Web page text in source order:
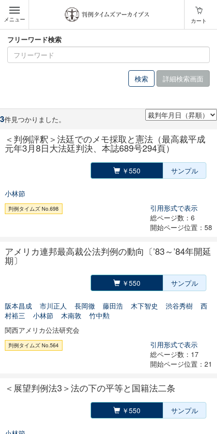
メニュー カート
フリーワード検索
詳細検索画面
3件見つかりました。
＜判例評釈＞法廷でのメモ採取と憲法（最高裁平成
元年3月8日大法廷判決、本誌689号294頁）
￥550 サンプル
小林節
判例タイムズ No.698
引用形式で表示
総ページ数：6
開始ページ位置：58
アメリカ連邦最高裁公法判例の動向〔’83～’84年開延
期〕
￥550 サンプル
阪本昌成 市川正人 長岡徹 藤田浩 木下智史 渋谷秀樹
西
村裕三
小林節 木南敦
竹中勲
関西アメリカ公法研究会
判例タイムズ No.564
引用形式で表示
総ページ数：17
開始ページ位置：21
＜展望判例法3＞法の下の平等と国籍法二条
￥550 サンプル